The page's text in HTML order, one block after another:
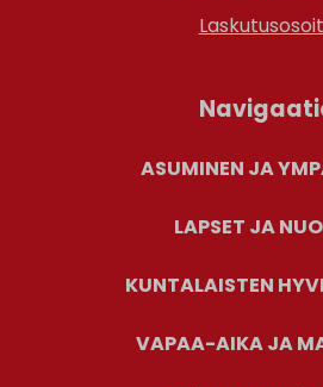
ASUMINEN JA
LAPSET JA
KUNTALAISTEN
VAPAA-AIKA JA